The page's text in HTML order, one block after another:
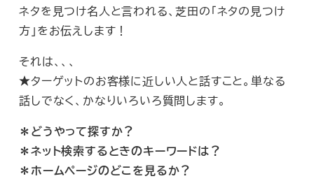
ネタを見つけ名人と言われる、芝田の「ネタの見つけ
方」をお伝えします！
それは、、、
★ターゲットのお客様に近しい人と話すこと。単なる
話しでなく、かなりいろいろ質問します。
＊どうやって探すか？
＊ネット検索するときのキーワードは？
＊ホームページのどこを見るか？